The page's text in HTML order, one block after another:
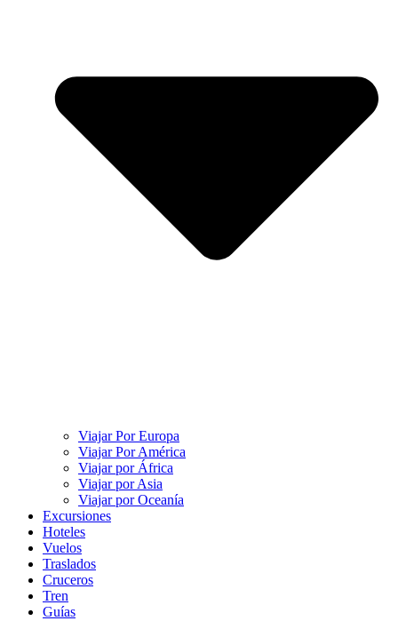
Viajar Por Europa
Viajar Por América
Viajar por África
Viajar por Asia
Viajar por Oceanía
Excursiones
Hoteles
Vuelos
Traslados
Cruceros
Tren
Guías